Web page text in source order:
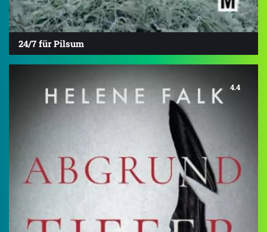
24/7 für Pilsum
4.4